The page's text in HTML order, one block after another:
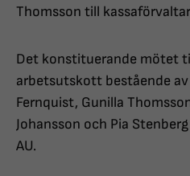
Thomsson till
Det konstituerande mötet
arbetsutskott bestående
Fernquist, Gunilla
Johansson och Pia
AU.